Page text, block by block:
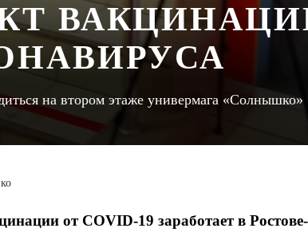
на втором этаже универмага «Солнышко»
от COVID-19 заработает в